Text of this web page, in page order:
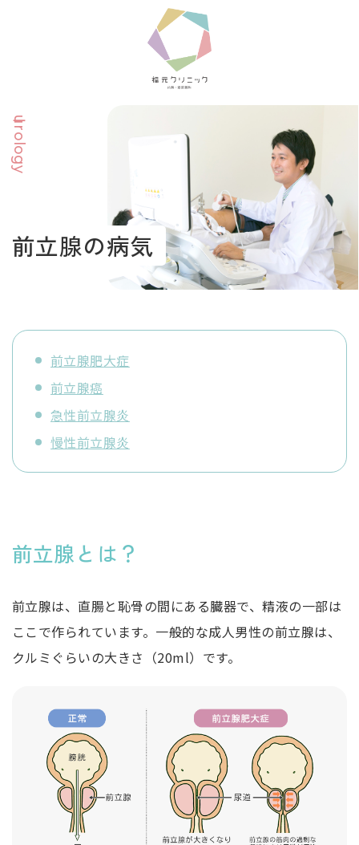
urology
前立腺の病気
前立腺肥大症
前立腺癌
急性前立腺炎
慢性前立腺炎
前立腺とは？
前立腺は、直腸と恥骨の間にある臓器で、精液の一部は
ここで作られています。一般的な成人男性の前立腺は、
クルミぐらいの大きさ（20ml）です。